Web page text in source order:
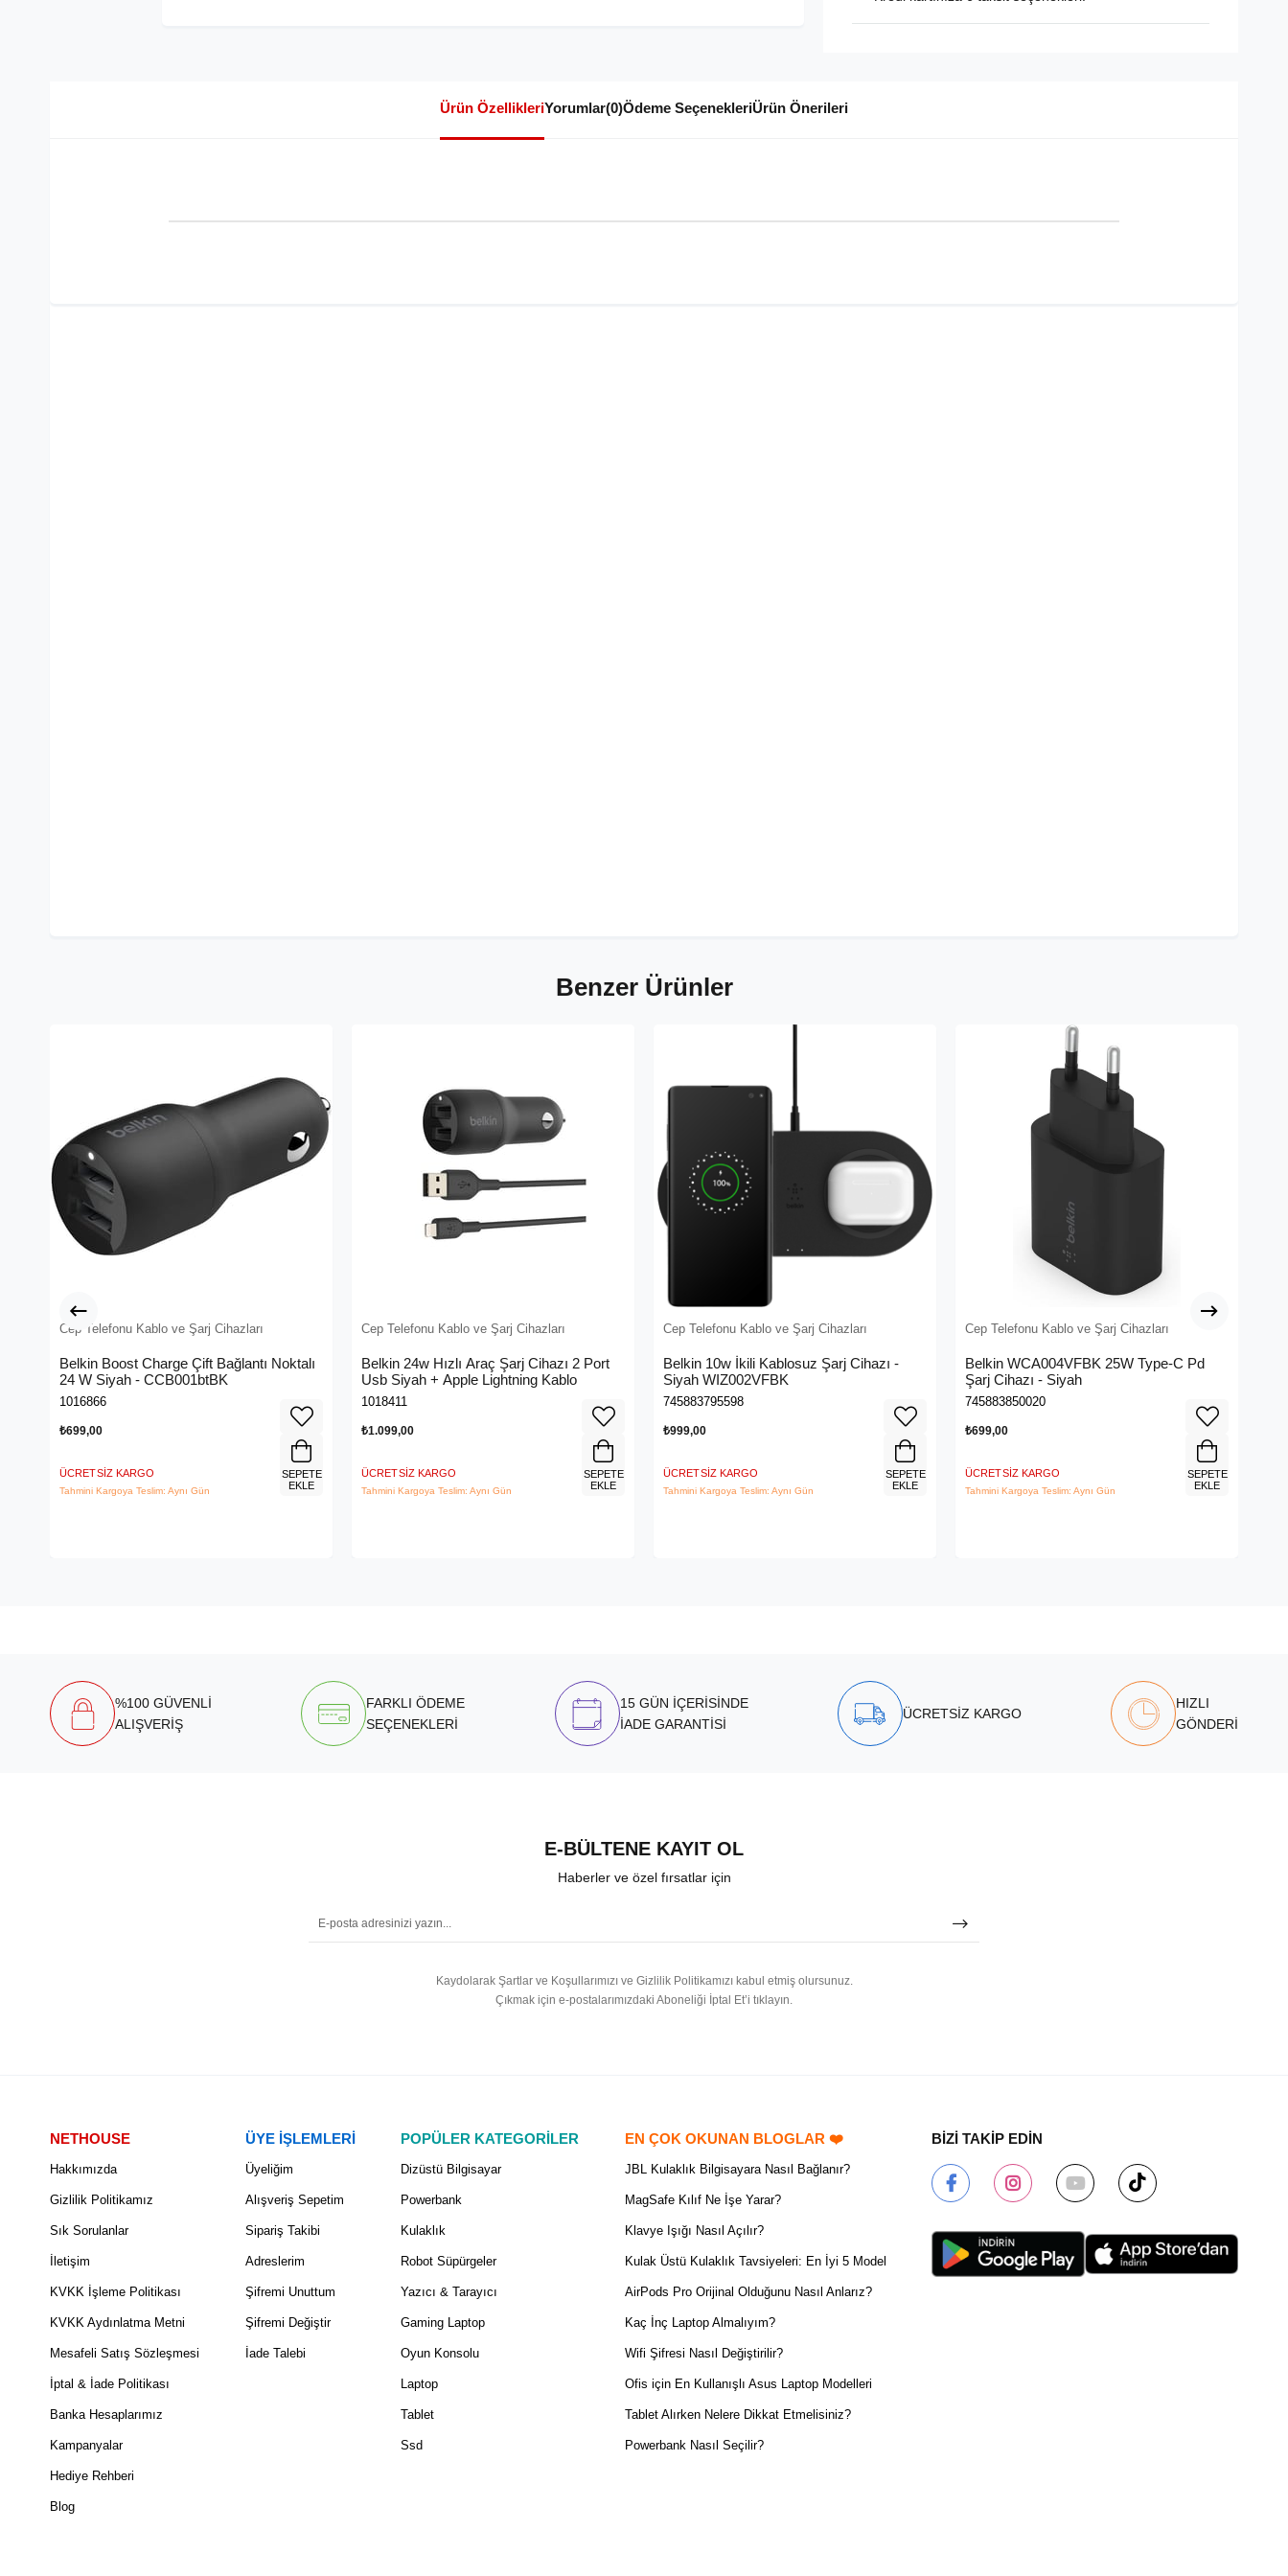
Ürün ÖzellikleriYorumlar(0)Ödeme SeçenekleriÜrün Önerileri
Benzer Ürünler
Cep Telefonu Kablo ve Şarj Cihazları
Belkin Boost Charge Çift Bağlantı Noktalı
24 W Siyah - CCB001btBK
1016866
₺699,00
ÜCRETSIZ KARGO
Tahmini Kargoya Teslim: Aynı Gün
SEPETE
EKLE
Cep Telefonu Kablo ve Şarj Cihazları
Belkin 24w Hızlı Araç Şarj Cihazı 2 Port
Usb Siyah + Apple Lightning Kablo
1018411
₺1.099,00
ÜCRETSIZ KARGO
Tahmini Kargoya Teslim: Aynı Gün
SEPETE
EKLE
Cep Telefonu Kablo ve Şarj Cihazları
Belkin 10w İkili Kablosuz Şarj Cihazı -
Siyah WIZ002VFBK
745883795598
₺999,00
ÜCRETSIZ KARGO
Tahmini Kargoya Teslim: Aynı Gün
SEPETE
EKLE
Cep Telefonu Kablo ve Şarj Cihazları
Belkin WCA004VFBK 25W Type-C Pd
Şarj Cihazı - Siyah
745883850020
₺699,00
ÜCRETSIZ KARGO
Tahmini Kargoya Teslim: Aynı Gün
SEPETE
EKLE
%100 GÜVENLİ
ALIŞVERİŞ
FARKLI ÖDEME
SEÇENEKLERİ
15 GÜN İÇERİSİNDE
İADE GARANTİSİ
ÜCRETSİZ KARGO
HIZLI
GÖNDERİ
E-BÜLTENE KAYIT OL
Haberler ve özel fırsatlar için
Kaydolarak Şartlar ve Koşullarımızı ve Gizlilik Politikamızı kabul etmiş olursunuz.
Çıkmak için e-postalarımızdaki Aboneliği İptal Et’i tıklayın.
NETHOUSE
Hakkımızda
Gizlilik Politikamız
Sık Sorulanlar
İletişim
KVKK İşleme Politikası
KVKK Aydınlatma Metni
Mesafeli Satış Sözleşmesi
İptal & İade Politikası
Banka Hesaplarımız
Kampanyalar
Hediye Rehberi
Blog
ÜYE İŞLEMLERİ
Üyeliğim
Alışveriş Sepetim
Sipariş Takibi
Adreslerim
Şifremi Unuttum
Şifremi Değiştir
İade Talebi
POPÜLER KATEGORİLER
Dizüstü Bilgisayar
Powerbank
Kulaklık
Robot Süpürgeler
Yazıcı & Tarayıcı
Gaming Laptop
Oyun Konsolu
Laptop
Tablet
Ssd
EN ÇOK OKUNAN BLOGLAR ❤️
JBL Kulaklık Bilgisayara Nasıl Bağlanır?
MagSafe Kılıf Ne İşe Yarar?
Klavye Işığı Nasıl Açılır?
Kulak Üstü Kulaklık Tavsiyeleri: En İyi 5 Model
AirPods Pro Orijinal Olduğunu Nasıl Anlarız?
Kaç İnç Laptop Almalıyım?
Wifi Şifresi Nasıl Değiştirilir?
Ofis için En Kullanışlı Asus Laptop Modelleri
Tablet Alırken Nelere Dikkat Etmelisiniz?
Powerbank Nasıl Seçilir?
BİZİ TAKİP EDİN